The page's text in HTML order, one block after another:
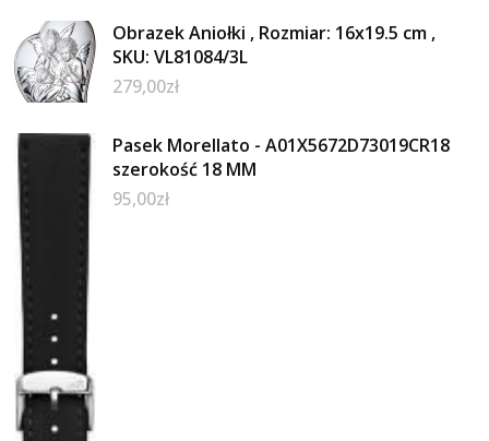
Obrazek Aniołki , Rozmiar: 16x19.5 cm ,
SKU: VL81084/3L
279,00zł
Pasek Morellato - A01X5672D73019CR18
szerokość 18 MM
95,00zł